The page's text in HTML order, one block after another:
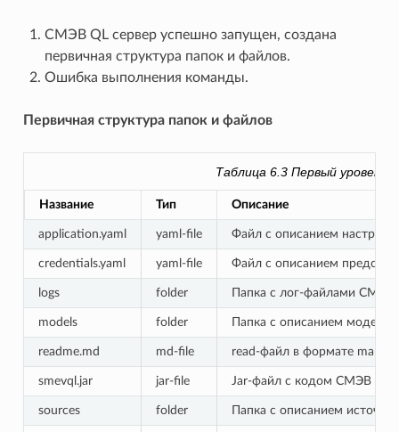
СМЭВ QL сервер успешно запущен, создана
первичная структура папок и файлов.
Ошибка выполнения команды.
Первичная структура папок и файлов
Таблица 6.3Первый уровень
Название Тип Описание
application.yaml yaml-file Файл с описанием
credentials.yaml yaml-file Файл с описанием
logs folder Папка с лог-файлами СМЭВ-
models folder Папка с описанием
readme.md md-file read-файл в формате
smevql.jar jar-file Jar-файл с кодом СМЭВ QL
sources folder Папка с описанием